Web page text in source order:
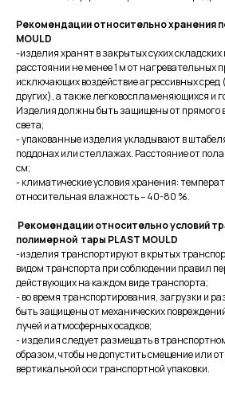
Рекомендации относительно хранения
MOULD
-изделия хранят в закрытых сухих
расстоянии не менее 1 м от нагревательных
исключающих воздействие агрессивных
других), а также легковоспламеняющихся и
Изделия должны быть защищены от прямого
света;
- упакованные изделия укладывают в
поддонах или стеллажах. Расстояние от
см;
- климатические условия хранения:
относительная влажность – 40-80 %.
Рекомендации относительно условий
полимерной тары PLAST MOULD
-изделия транспортируют в крытых
видом транспорта при соблюдении правил
действующих на каждом виде транспорта;
- во время транспортирования, загрузки и
быть защищены от механических
лучей и атмосферных осадков;
- изделия следует размещать в
образом, чтобы не допустить смещение или
вертикальной оси транспортной упаковки.